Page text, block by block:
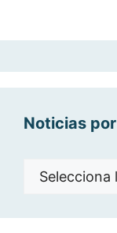
Noticias
Noticias